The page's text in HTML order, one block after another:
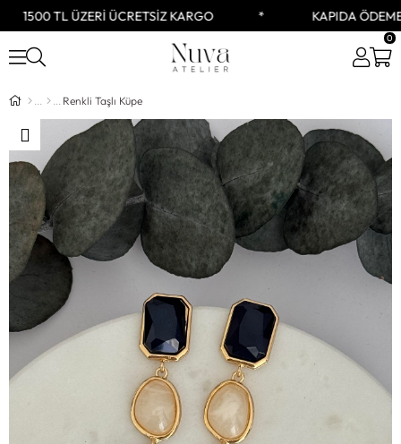
1500 TL ÜZERİ ÜCRETSİZ KARGO KAPIDA ÖDEME
0
Renkli Taşlı Küpe